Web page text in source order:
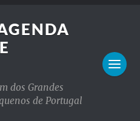
dos Grandes
de Portugal